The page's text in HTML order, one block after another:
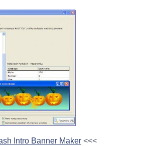
Intro Banner Maker <<<